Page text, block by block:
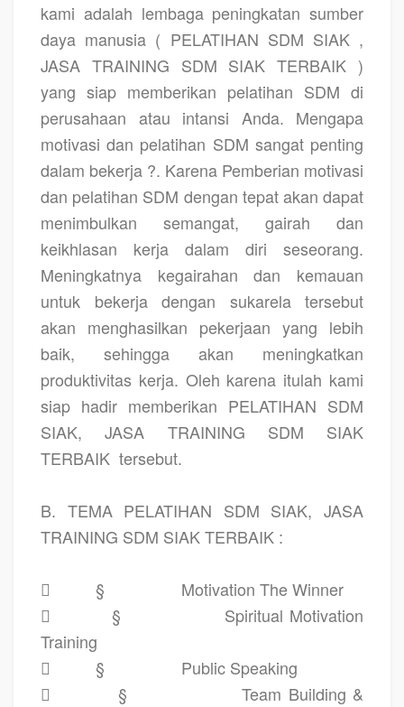
kami adalah lembaga peningkatan sumber
daya manusia ( PELATIHAN SDM SIAK ,
JASA TRAINING SDM SIAK TERBAIK )
yang siap memberikan pelatihan SDM di
perusahaan atau intansi Anda. Mengapa
motivasi dan pelatihan SDM sangat penting
dalam bekerja ?. Karena Pemberian motivasi
dan pelatihan SDM dengan tepat akan dapat
menimbulkan semangat, gairah dan
keikhlasan kerja dalam diri seseorang.
Meningkatnya kegairahan dan kemauan
untuk bekerja dengan sukarela tersebut
akan menghasilkan pekerjaan yang lebih
baik, sehingga akan meningkatkan
produktivitas kerja. Oleh karena itulah kami
siap hadir memberikan PELATIHAN SDM
SIAK, JASA TRAINING SDM SIAK
TERBAIK tersebut.
B. TEMA PELATIHAN SDM SIAK, JASA
TRAINING SDM SIAK TERBAIK :
 §
Motivation The Winner

§
Spiritual Motivation
Training

§
Public Speaking

§
Team Building &